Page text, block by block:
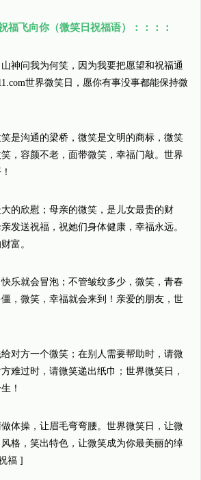
福飞向你（微笑日祝福语）：：：：
神问我为何笑，因为我要把愿望和祝福通
世界微笑日，愿你有事没事都能保持微
是沟通的梁桥，微笑是文明的商标，微笑
，容颜不老，面带微笑，幸福门敲。世界
的欣慰；母亲的微笑，是儿女最贵的财
发送祝福，祝她们身体健康，幸福永远。
富。
乐就会冒泡；不管皱纹多少，微笑，青春
，微笑，幸福就会来到！亲爱的朋友，世
对方一个微笑；在别人需要帮助时，请微
难过时，请微笑递出纸巾；世界微笑日，
！
体操，让眉毛弯弯腰。世界微笑日，让微
格，笑出特色，让微笑成为你最美丽的绰
福 ]